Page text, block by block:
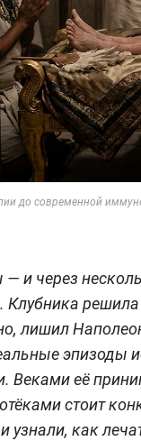
до современной
— и через
Клубника
лишил
эпизоды
Веками её
стоит
узнали, как